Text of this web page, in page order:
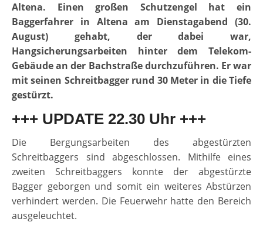
Altena. Einen großen Schutzengel hat ein
Baggerfahrer in Altena am Dienstagabend (30.
August) gehabt, der dabei war,
Hangsicherungsarbeiten hinter dem Telekom-
Gebäude an der Bachstraße durchzuführen. Er war
mit seinen Schreitbagger rund 30 Meter in die Tiefe
gestürzt.
+++ UPDATE 22.30 Uhr +++
Die Bergungsarbeiten des abgestürzten
Schreitbaggers sind abgeschlossen. Mithilfe eines
zweiten Schreitbaggers konnte der abgestürzte
Bagger geborgen und somit ein weiteres Abstürzen
verhindert werden. Die Feuerwehr hatte den Bereich
ausgeleuchtet.